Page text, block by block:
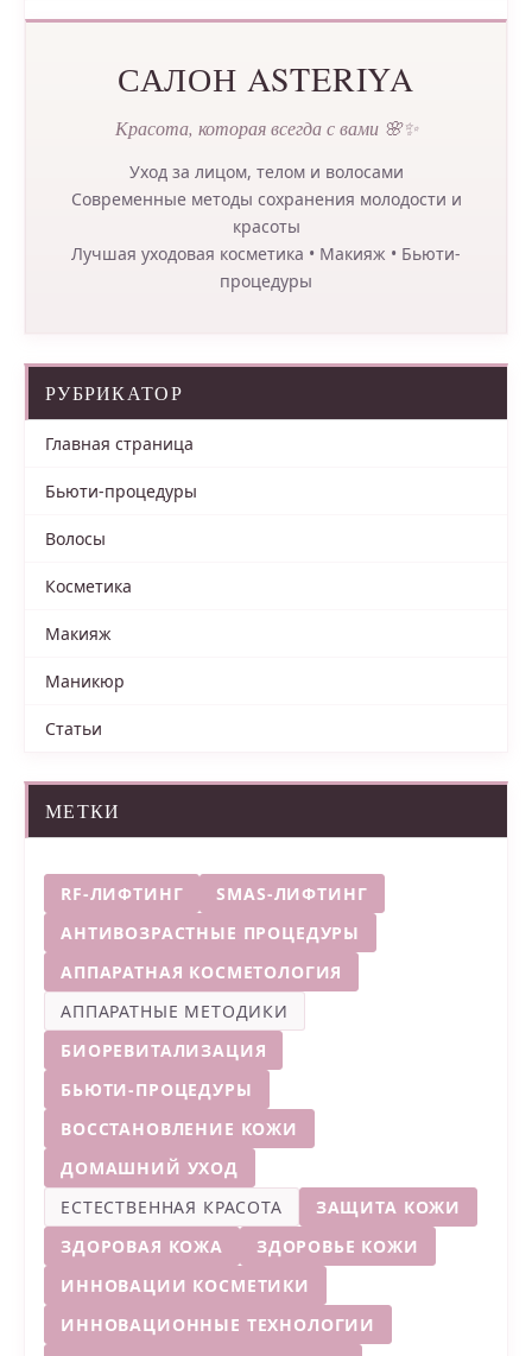
САЛОН ASTERIYA
Красота, которая всегда с вами 🌸✨
Уход за лицом, телом и волосами
Современные методы сохранения молодости и
красоты
Лучшая уходовая косметика • Макияж • Бьюти-
процедуры
РУБРИКАТОР
Главная страница
Бьюти-процедуры
Волосы
Косметика
Макияж
Маникюр
Статьи
МЕТКИ
RF-ЛИФТИНГ
SMAS-ЛИФТИНГ
АНТИВОЗРАСТНЫЕ ПРОЦЕДУРЫ
АППАРАТНАЯ КОСМЕТОЛОГИЯ
АППАРАТНЫЕ МЕТОДИКИ
БИОРЕВИТАЛИЗАЦИЯ
БЬЮТИ-ПРОЦЕДУРЫ
ВОССТАНОВЛЕНИЕ КОЖИ
ДОМАШНИЙ УХОД
ЕСТЕСТВЕННАЯ КРАСОТА
ЗАЩИТА КОЖИ
ЗДОРОВАЯ КОЖА
ЗДОРОВЬЕ КОЖИ
ИННОВАЦИИ КОСМЕТИКИ
ИННОВАЦИОННЫЕ ТЕХНОЛОГИИ